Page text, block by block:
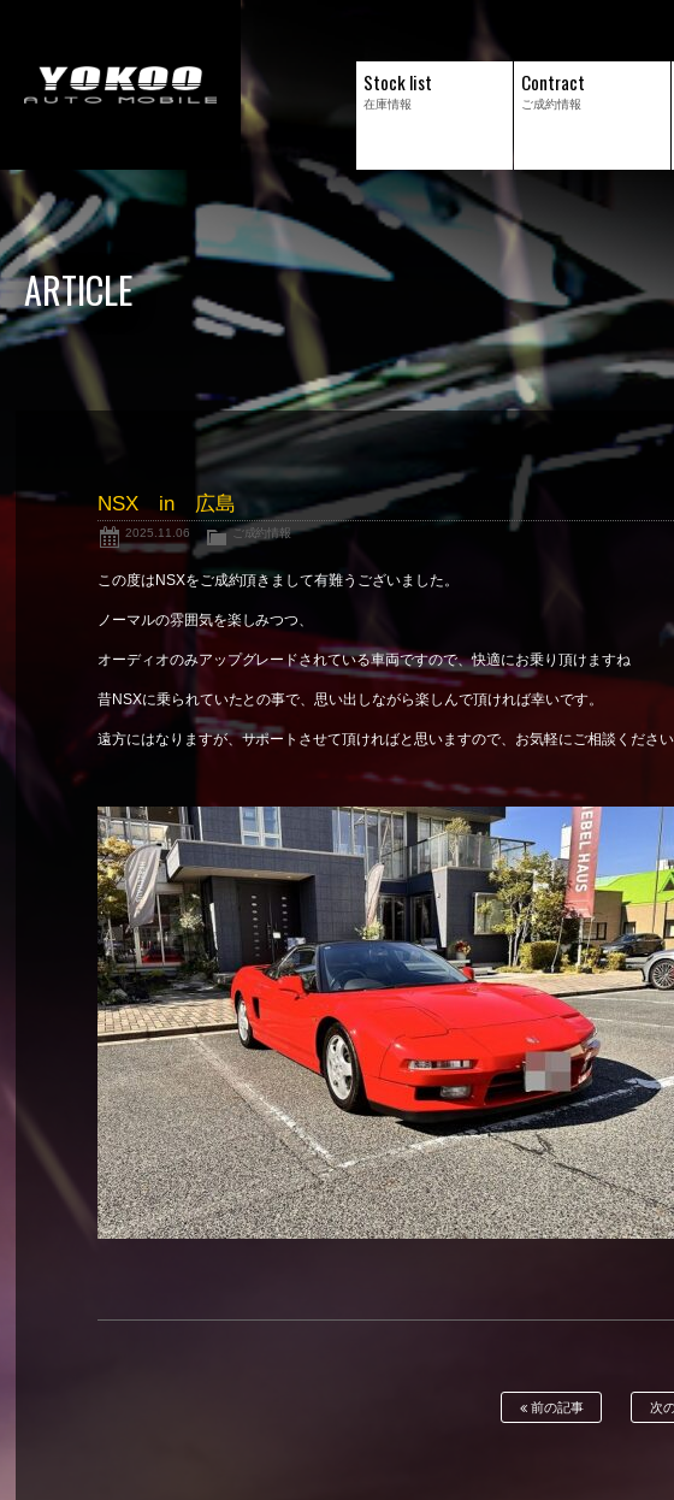
Stock list
在庫情報
Contract
ご成約情報
ARTICLE
NSX in 広島
2025.11.06 ご成約情報
この度はNSXをご成約頂きまして有難うございました。
ノーマルの雰囲気を楽しみつつ、
オーディオのみアップグレードされている車両ですので、快適にお乗り頂けますね
昔NSXに乗られていたとの事で、思い出しながら楽しんで頂ければ幸いです。
遠方にはなりますが、サポートさせて頂ければと思いますので、お気軽にご相談くださ
前の記事 次